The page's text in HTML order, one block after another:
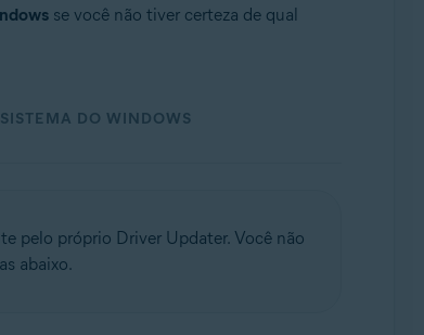
se você não tiver certeza de qual
DO WINDOWS
pelo próprio Driver Updater. Você não
abaixo.